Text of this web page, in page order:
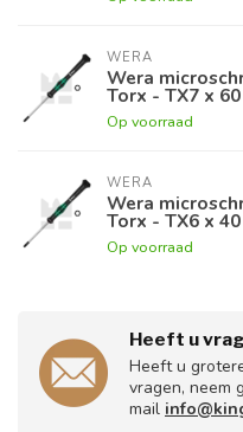
WERA
Wera
Torx - TX7 x 60
Op voorraad
WERA
Wera
Torx - TX6 x 40
Op voorraad
Heeft u
Heeft u
vragen, neem
mail